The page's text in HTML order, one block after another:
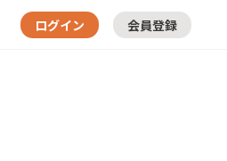
ログイン 会員登録